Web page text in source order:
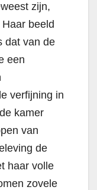
zijn,
beeld
dat van de
een
verfijning in
kamer
van
de
haar volle
zovele